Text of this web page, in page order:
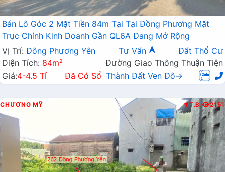
Bán Lô Góc 2 Mặt Tiền 84m Tại Tại Đồng Phương Mặt
Trục Chính Kinh Doanh Gần QL6A Đang Mở Rộng
Vị Trí: Đông Phương Yên Tư Vấn
Đất Thổ Cư
Diện Tích: 84m²
Đường Giao Thông Thuận Tiện
Giá:4-4.5 Tỉ Đã Có Sổ Thành Đất Ven Đô→
CHƯƠNG MỸ T.B 2151